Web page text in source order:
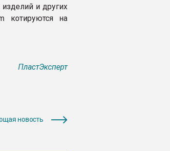
изделий и других
котируются на
ПластЭксперт
новость